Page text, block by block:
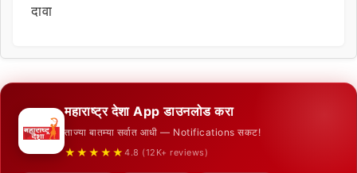
दावा
महाराष्ट्र देशा App डाउनलोड करा
ताज्या बातम्या सर्वात आधी — Notifications सकट!
★★★★★ 4.8 (12K+ reviews)